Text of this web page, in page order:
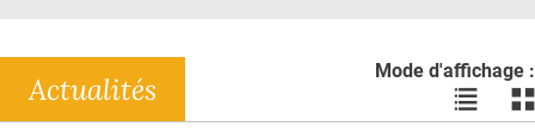
DOSSIERS
RÉSEAUX
Mode d'affichage :
Voir
les
les
Actualités